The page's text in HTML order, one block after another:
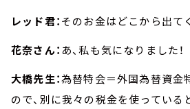
レッド君：そのお金はどこから出て
花奈さん： あ、私も気になりました！
大橋先生：為替特会＝外国為替資金
ので、別に我々の税金を使ってい